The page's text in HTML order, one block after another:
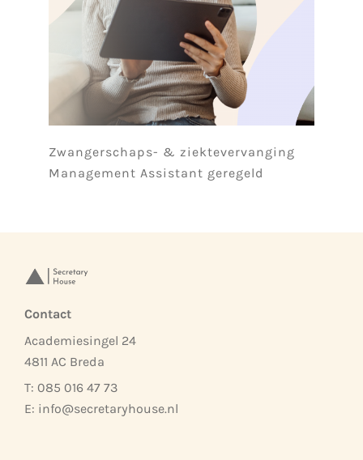
Zwangerschaps- & ziektevervanging
Management Assistant geregeld
Contact
Academiesingel 24
4811 AC Breda
T: 085 016 47 73
E: info@secretaryhouse.nl